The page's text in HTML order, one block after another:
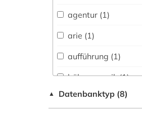
3 FB - Gesang:
Musiktheater (16)
3 FB - Musical (4)
3 FB - Physical
Theatre (1)
3 FB - Schauspiel,
agentur (1)
arie (1)
aufführung (1)
bühnenmusik (1)
digitale musikalien
(1)
▲ Datenbanktyp (8)